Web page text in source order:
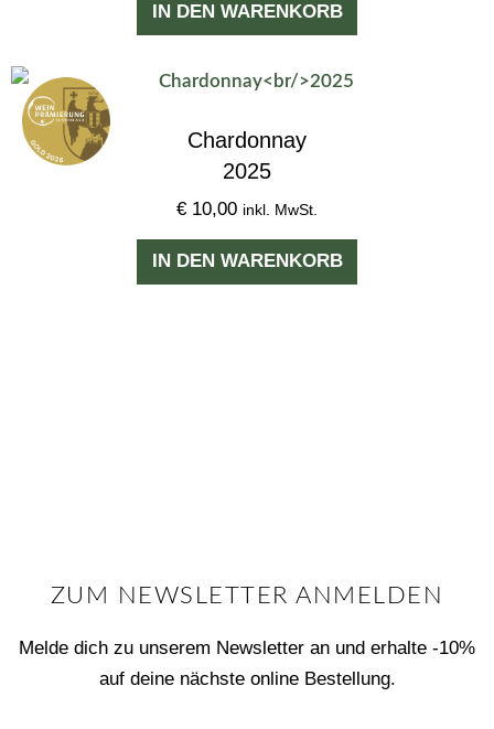
IN DEN WARENKORB
Chardonnay
2025
€ 10,00 inkl. MwSt.
IN DEN WARENKORB
ZUM NEWSLETTER ANMELDEN
Melde dich zu unserem Newsletter an und erhalte -10%
auf deine nächste online Bestellung.